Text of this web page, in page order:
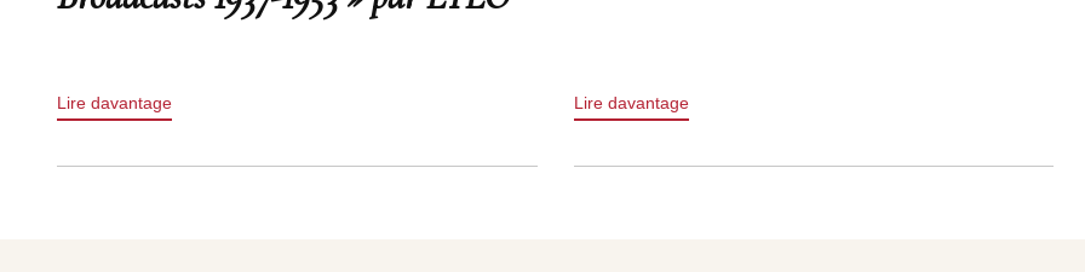
Lire davantage Lire davantage